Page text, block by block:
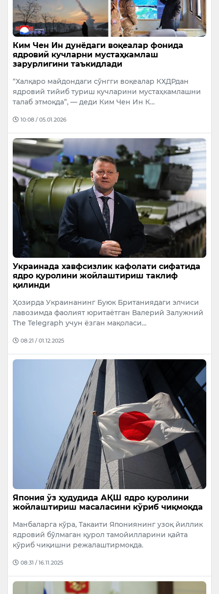
Ким Чен Ин дунёдаги воқеалар фонида
ядровий кучларни мустаҳкамлаш
зарурлигини таъкидлади
“Халқаро майдондаги сўнгги воқеалар КХДРдан
ядровий тийиб туриш кучларини мустаҳкамлашни
талаб этмоқда”, — деди Ким Чен Ин К…
10:08 / 05.01.2026
Украинада хавфсизлик кафолати сифатида
ядро қуролини жойлаштириш таклиф
қилинди
Ҳозирда Украинанинг Буюк Британиядаги элчиси
лавозимда фаолият юритаётган Валерий Залужний
The Telegraph учун ёзган мақоласи…
08:21 / 01.12.2025
Япония ўз ҳудудида АҚШ ядро қуролини
жойлаштириш масаласини кўриб чиқмоқда
Манбаларга кўра, Такаити Япониянинг узоқ йиллик
ядровий бўлмаган қурол тамойилларини қайта
кўриб чиқишни режалаштирмоқда.
08:31 / 16.11.2025